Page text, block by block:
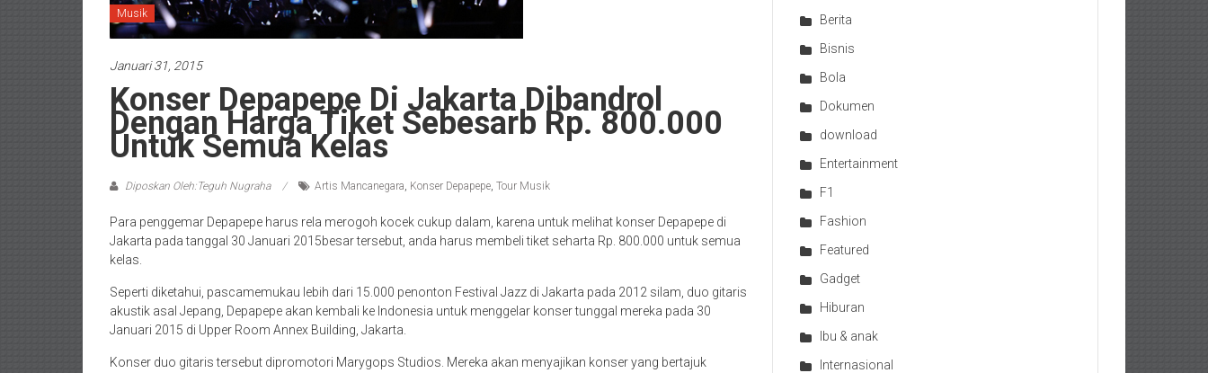
Musik
Januari 31, 2015
Konser Depapepe Di Jakarta Dibandrol
Dengan Harga Tiket Sebesarb Rp. 800.000
Untuk Semua Kelas
Diposkan Oleh:Teguh Nugraha Artis Mancanegara, Konser Depapepe, Tour Musik
Para penggemar Depapepe harus rela merogoh kocek cukup dalam, karena untuk melihat konser Depapepe di
Jakarta pada tanggal 30 Januari 2015besar tersebut, anda harus membeli tiket seharta Rp. 800.000 untuk semua
kelas.
Seperti diketahui, pascamemukau lebih dari 15.000 penonton Festival Jazz di Jakarta pada 2012 silam, duo gitaris
akustik asal Jepang, Depapepe akan kembali ke Indonesia untuk menggelar konser tunggal mereka pada 30
Januari 2015 di Upper Room Annex Building, Jakarta.
Konser duo gitaris tersebut dipromotori Marygops Studios. Mereka akan menyajikan konser yang bertajuk
Berita
Bisnis
Bola
Dokumen
download
Entertainment
F1
Fashion
Featured
Gadget
Hiburan
Ibu & anak
Internasional